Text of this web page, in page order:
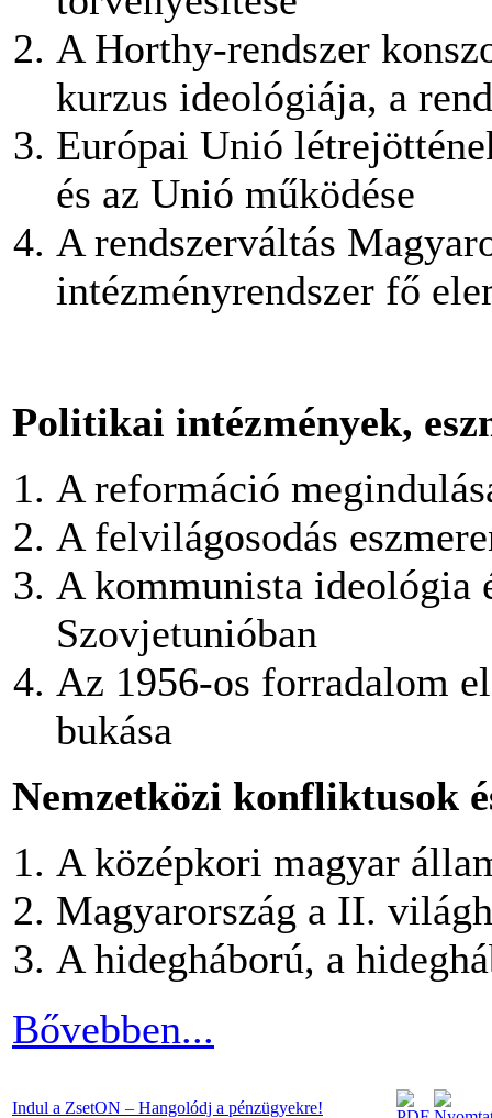
A Horthy-rendszer
kurzus ideológiája, a
Európai Unió
és az Unió működése
A rendszerváltás
intézményrendszer fő
Politikai intézmények,
A reformáció
A felvilágosodás
A kommunista ideológia
Szovjetunióban
Az 1956-os forradalom
bukása
Nemzetközi konfliktusok
A középkori magyar
Magyarország a II.
A hidegháború, a
Bővebben...
Indul a ZsetON – Hangolódj a pénzügyekre!